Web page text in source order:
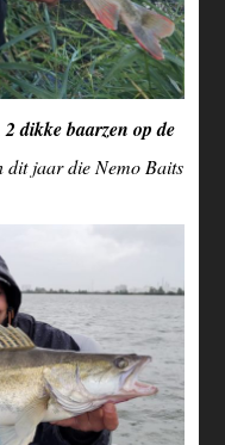
dikke baarzen op de
dit jaar die Nemo Baits